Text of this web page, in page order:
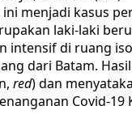
menjadi kasus
laki-laki
intensif di ruang
dari Batam.
red) dan
Covid-